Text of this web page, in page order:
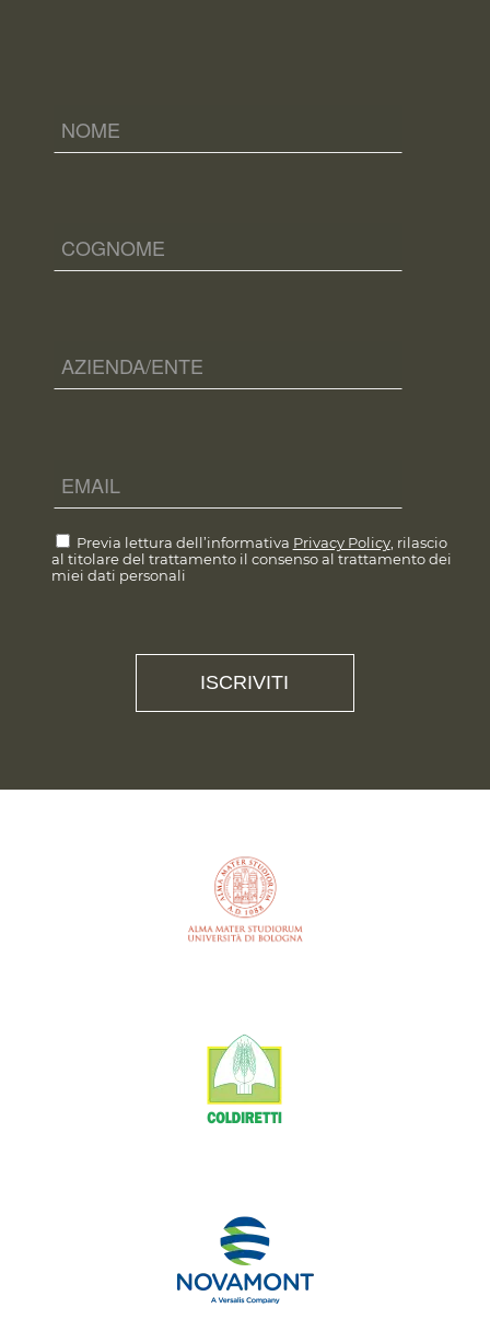
Previa lettura dell’informativa Privacy Policy, rilascio
al titolare del trattamento il consenso al trattamento dei
miei dati personali